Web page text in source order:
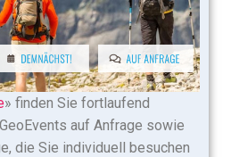
» finden Sie fortlaufend
auf Anfrage sowie
die Sie individuell besuchen